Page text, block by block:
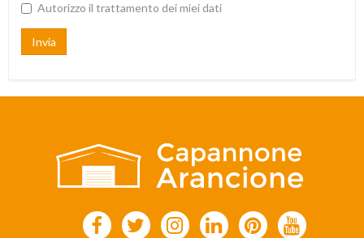
Autorizzo il trattamento dei miei dati
Invia